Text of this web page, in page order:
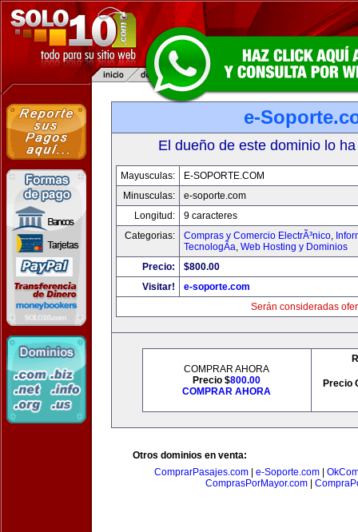
e-
El dueño de este dominio lo
Mayusculas:
E-SOPORTE.COM
Minusculas:
e-soporte.com
Longitud:
9 caracteres
Categorias:
Compras y Comercio ElectrÃ³nico,
TecnologÃ­a, Web Hosting y Dominios
Precio:
$800.00
Visitar!
e-soporte.com
Serán consideradas
COMPRAR AHORA
Precio $800.00
COMPRAR AHORA
Precio
Otros dominios en venta:
ComprarPasajes.com
e-Soporte.com
ComprasPorMayor.com|